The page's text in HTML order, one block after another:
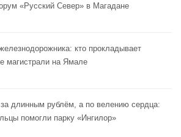
«Русский Север» в Магадане
кто прокладывает
магистрали на Ямале
длинным рублём, а по велению сердца:
помогли парку «Ингилор»